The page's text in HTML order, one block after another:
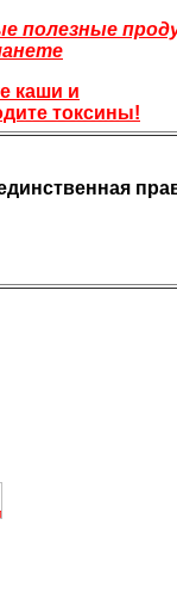
полезные
каши и
токсины!